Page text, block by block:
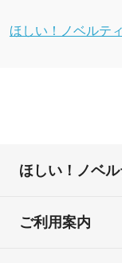
ほしい！ノベルテ
ほしい！ノベ
ご利用案内